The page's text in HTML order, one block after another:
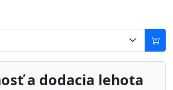
a dodacia lehota